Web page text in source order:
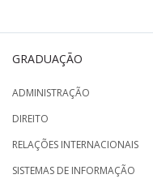
GRADUAÇÃO
ADMINISTRAÇÃO
DIREITO
RELAÇÕES INTERNACIONAIS
SISTEMAS DE INFORMAÇÃO